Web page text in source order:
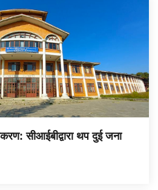
सीआईबीद्वारा थप दुई जना